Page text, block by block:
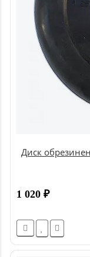
Диск
1 020 ₽